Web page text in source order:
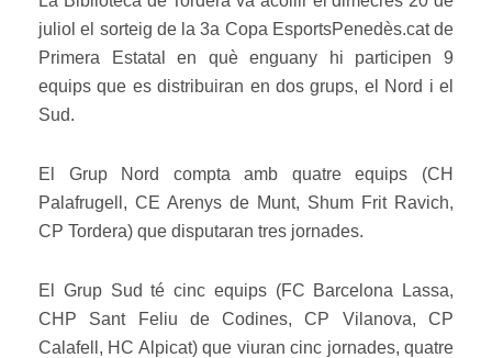
juliol el sorteig de la 3a Copa EsportsPenedès.cat de
Primera Estatal en què enguany hi participen 9
equips que es distribuiran en dos grups, el Nord i el
Sud.
El Grup Nord compta amb quatre equips (CH
Palafrugell, CE Arenys de Munt, Shum Frit Ravich,
CP Tordera) que disputaran tres jornades.
El Grup Sud té cinc equips (FC Barcelona Lassa,
CHP Sant Feliu de Codines, CP Vilanova, CP
Calafell, HC Alpicat) que viuran cinc jornades, quatre